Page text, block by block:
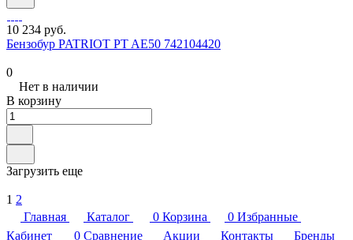
10 234 руб.
Бензобур PATRIOT PT AE50 742104420
0
Нет в наличии
В корзину
Загрузить еще
1 2
Главная
Каталог 0 Корзина 0 Избранные
Кабинет
0 Сравнение Акции Контакты
Бренды